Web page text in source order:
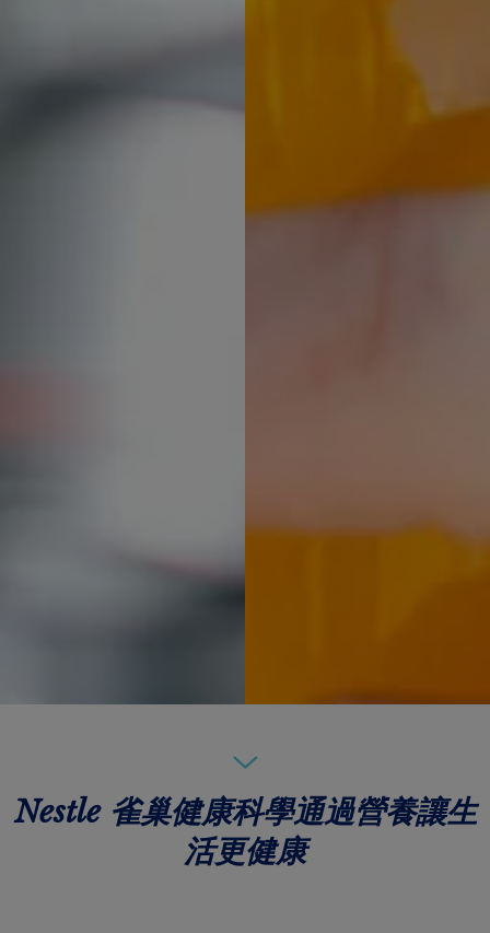
Nestle 雀巢健康科學通過營養讓生
活更健康